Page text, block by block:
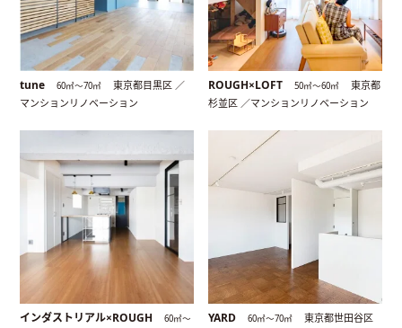
tune 60㎡〜70㎡
東京都目黒区 ／
マンションリノベーション
ROUGH×LOFT 50㎡〜60㎡
東京都
杉並区 ／マンションリノベーション
インダストリアル×ROUGH
60㎡〜
YARD 60㎡〜70㎡
東京都世田谷区